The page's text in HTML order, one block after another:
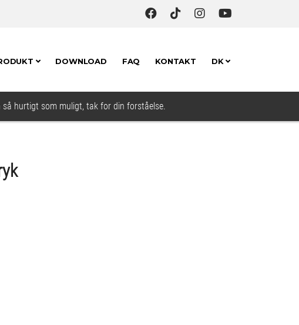
DOWNLOAD FAQ KONTAKT DK
hurtigt som muligt, tak for din forståelse.